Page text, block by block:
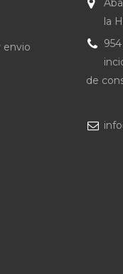
envio
la
de